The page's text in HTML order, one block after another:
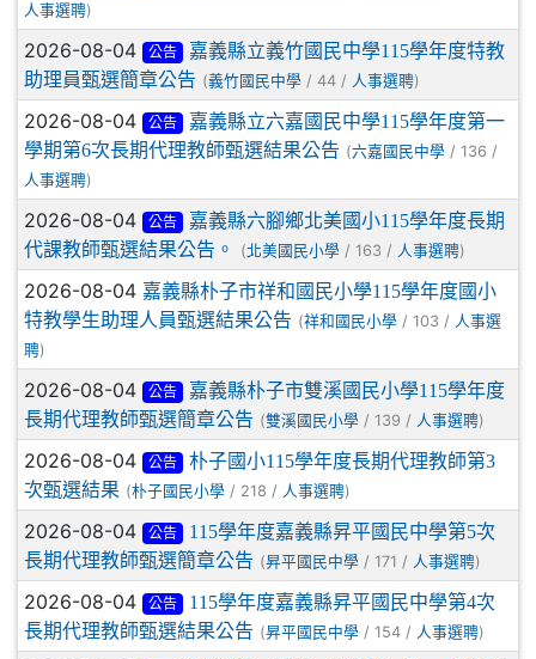
人事選聘)
2026-08-04 公告
嘉義縣立義竹國民中學115學年度特教
助理員甄選簡章公告 (義竹國民中學 / 44 / 人事選聘)
2026-08-04 公告
嘉義縣立六嘉國民中學115學年度第一
學期第6次長期代理教師甄選結果公告 (六嘉國民中學 / 136 /
人事選聘)
2026-08-04 公告
嘉義縣六腳鄉北美國小115學年度長期
代課教師甄選結果公告。
(北美國民小學 / 163 / 人事選聘)
2026-08-04 嘉義縣朴子市祥和國民小學115學年度國小
特教學生助理人員甄選結果公告 (祥和國民小學 / 103 / 人事選
聘)
2026-08-04 公告
嘉義縣朴子市雙溪國民小學115學年度
長期代理教師甄選簡章公告 (雙溪國民小學 / 139 / 人事選聘)
2026-08-04 公告
朴子國小115學年度長期代理教師第3
次甄選結果 (朴子國民小學 / 218 / 人事選聘)
2026-08-04 公告
115學年度嘉義縣昇平國民中學第5次
長期代理教師甄選簡章公告 (昇平國民中學 / 171 / 人事選聘)
2026-08-04 公告
115學年度嘉義縣昇平國民中學第4次
長期代理教師甄選結果公告 (昇平國民中學 / 154 / 人事選聘)